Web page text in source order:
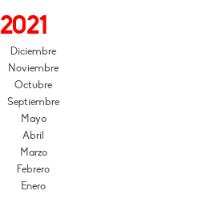
2021
Diciembre
Noviembre
Octubre
Septiembre
Mayo
Abril
Marzo
Febrero
Enero